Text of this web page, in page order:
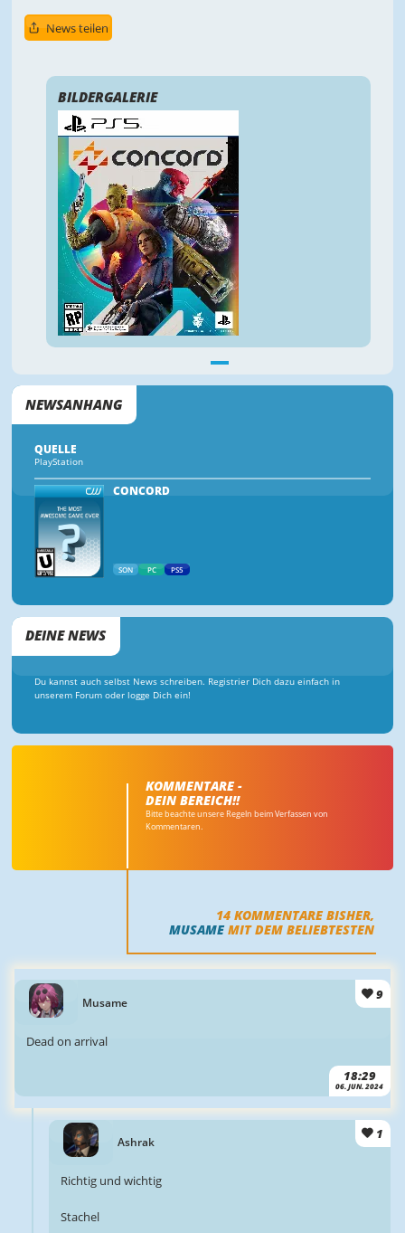
News teilen
NEWSANHANG
QUELLE
PlayStation
CONCORD
SON PC PS5
DEINE NEWS
Du kannst auch selbst News schreiben. Registrier Dich dazu einfach in
unserem Forum oder logge Dich ein!
KOMMENTARE -
DEIN BEREICH!!
Bitte beachte unsere Regeln beim Verfassen von
Kommentaren.
14 KOMMENTARE BISHER,
MUSAMEMIT DEM BELIEBTESTEN
Musame
9
18:29
06. JUN. 2024
Dead on arrival
Ashrak
1
Richtig und wichtig
Stachel